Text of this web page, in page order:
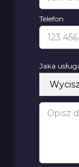
Telefon
Jaka